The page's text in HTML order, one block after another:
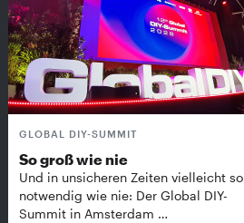
GLOBAL DIY-SUMMIT
So groß wie nie
Und in unsicheren Zeiten vielleicht so
notwendig wie nie: Der Global DIY-
Summit in Amsterdam …